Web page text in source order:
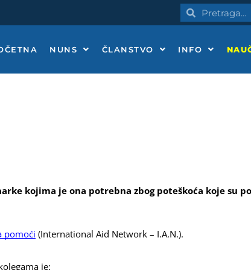
PretragaPretraga
NUNS ČLANSTVO INFO
kojima je ona potrebna zbog poteškoća koje su
pomoći (International Aid Network – I.A.N.).
je: